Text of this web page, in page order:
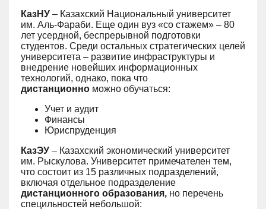
КазНУ – Казахский Национальный университет
им. Аль-Фараби. Еще один вуз «со стажем» – 80
лет усердной, беспрерывной подготовки
студентов. Среди остальных стратегических целей
университета – развитие инфраструктуры и
внедрение новейших информационных
технологий, однако, пока что
дистанционно можно обучаться:
Учет и аудит
Финансы
Юриспруденция
КазЭУ – Казахский экономический университет
им. Рыскулова. Университет примечателен тем,
что состоит из 15 различных подразделений,
включая отдельное подразделение
дистанционного образования, но перечень
специльностей небольшой: